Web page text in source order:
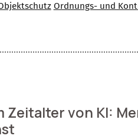
Ordnungs- und
Zeitalter von KI: